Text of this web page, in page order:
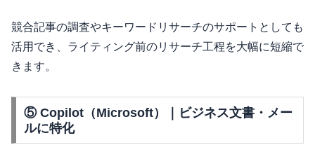
競合記事の調査やキーワードリサーチのサポートとしても
活用でき、ライティング前のリサーチ工程を大幅に短縮で
きます。
⑤ Copilot（Microsoft）｜ビジネス文書・メー
ルに特化